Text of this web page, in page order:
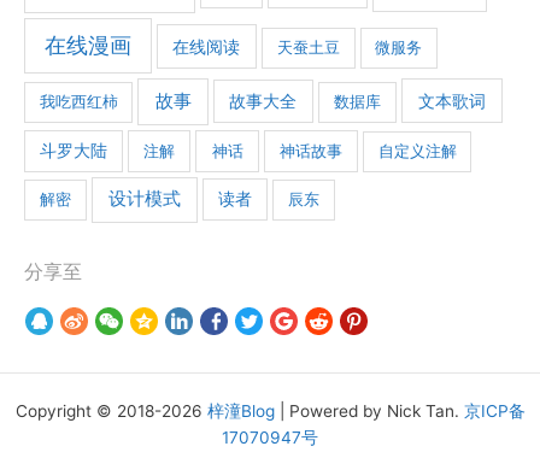
在线漫画 在线阅读 天蚕土豆 微服务
我吃西红柿 故事 故事大全 数据库 文本歌词
斗罗大陆 注解 神话 神话故事 自定义注解
解密 设计模式 读者 辰东
分享至
Copyright © 2018-2026 梓潼Blog| Powered by Nick Tan. 京ICP备
17070947号